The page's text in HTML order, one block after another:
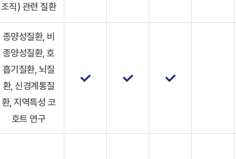
조직) 관련 질환
종양성질환, 비
종양성질환, 호
흡기질환, 뇌질
환, 신경계통질
환, 지역특성 코
호트 연구